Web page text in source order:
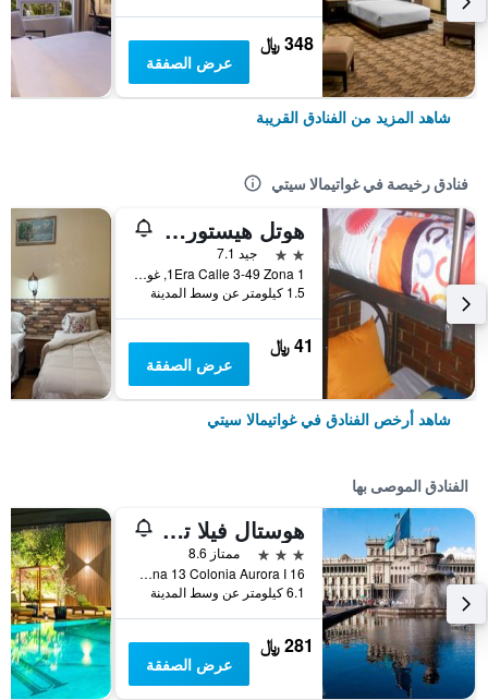
348 ﷼
عرض الصفقة
شاهد المزيد من الفنادق القريبة
فنادق رخيصة في غواتيمالا سيتي
هوتل هيستوريكو - هوستل
2 نجمتين
جيد 7.1
1Era Calle 3-49 Zona 1, غواتيمالا سيتي, غواتيمالا
1.5 كيلومتر عن وسط المدينة
41 ﷼
عرض الصفقة
شاهد أرخص الفنادق في غواتيمالا سيتي
الفنادق الموصى بها
هوستال فيلا توسكانا
3 نجوم
ممتاز 8.6
16 Calle 8-20 Zona 13 Colonia Aurora I, غواتيمالا سيتي, غواتيمالا
6.1 كيلومتر عن وسط المدينة
281 ﷼
عرض الصفقة